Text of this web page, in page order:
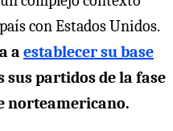
con Estados Unidos.
a establecer su base
sus partidos de la fase
norteamericano.